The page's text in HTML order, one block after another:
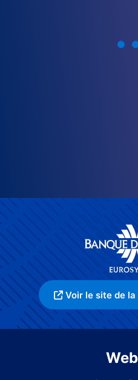
Voir le site de